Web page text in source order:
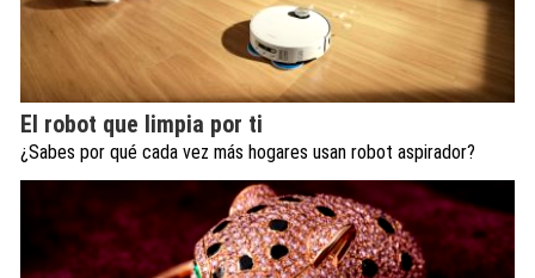
El robot que limpia por ti
¿Sabes por qué cada vez más hogares usan robot aspirador?